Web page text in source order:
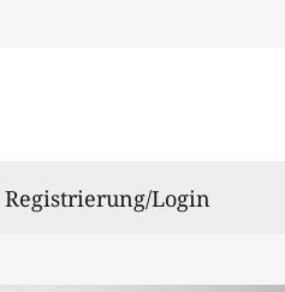
Registrierung/Login